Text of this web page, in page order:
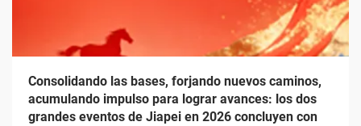
Consolidando las bases, forjando nuevos caminos,
acumulando impulso para lograr avances: los dos
grandes eventos de Jiapei en 2026 concluyen con